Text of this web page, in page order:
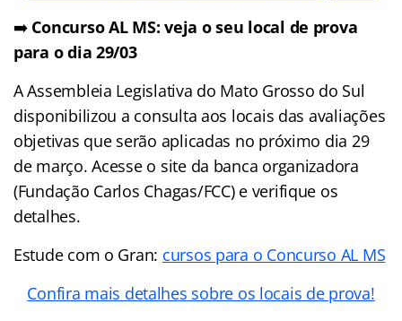
➡️ Concurso AL MS: veja o seu local de prova
para o dia 29/03
A Assembleia Legislativa do Mato Grosso do Sul
disponibilizou a consulta aos locais das avaliações
objetivas que serão aplicadas no próximo dia 29
de março. Acesse o site da banca organizadora
(Fundação Carlos Chagas/FCC) e verifique os
detalhes.
Estude com o Gran: cursos para o Concurso AL MS
Confira mais detalhes sobre os locais de prova!